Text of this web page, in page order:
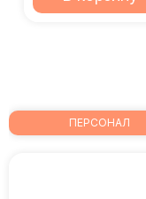
ПЕРСОНАЛ